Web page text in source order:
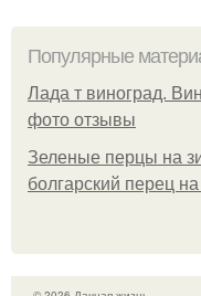
Популярные
Лада т виноград.
фото отзывы
Зеленые перцы на
болгарский перец